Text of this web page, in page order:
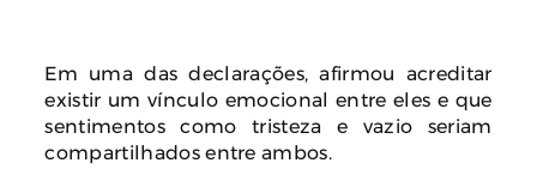
Em uma das declarações, afirmou acreditar
existir um vínculo emocional entre eles e que
sentimentos como tristeza e vazio seriam
compartilhados entre ambos.